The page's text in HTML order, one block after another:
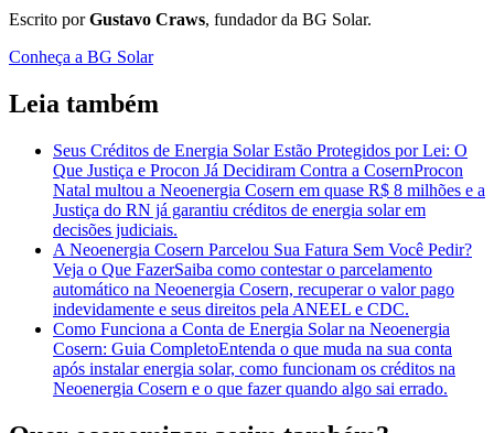
Escrito porGustavo Craws, fundador da BG Solar.
Conheça a BG Solar
Leia também
Seus Créditos de Energia Solar Estão Protegidos por Lei: O
Que Justiça e Procon Já Decidiram Contra a CosernProcon
Natal multou a Neoenergia Cosern em quase R$ 8 milhões e a
Justiça do RN já garantiu créditos de energia solar em
decisões judiciais.
A Neoenergia Cosern Parcelou Sua Fatura Sem Você Pedir?
Veja o Que FazerSaiba como contestar o parcelamento
automático na Neoenergia Cosern, recuperar o valor pago
indevidamente e seus direitos pela ANEEL e CDC.
Como Funciona a Conta de Energia Solar na Neoenergia
Cosern: Guia CompletoEntenda o que muda na sua conta
após instalar energia solar, como funcionam os créditos na
Neoenergia Cosern e o que fazer quando algo sai errado.